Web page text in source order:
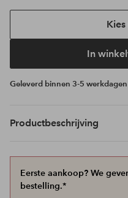
In
Geleverd binnen 3-5 werkdagen
Productbeschrijving
Eerste aankoop? We
bestelling.*